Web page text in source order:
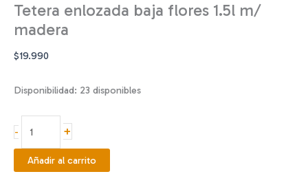
Tetera enlozada baja flores 1.5l m/
madera
$19.990
Disponibilidad: 23 disponibles
-
baja
+
Añadir al carrito